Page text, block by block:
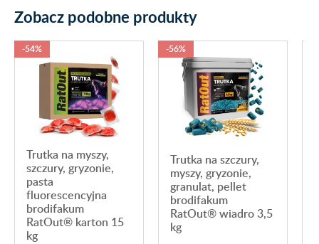
Zobacz podobne produkty
Trutka na myszy,
szczury, gryzonie,
pasta
fluorescencyjna
brodifakum
RatOut® karton 15
kg
-54%
Trutka na szczury,
myszy, gryzonie,
granulat, pellet
brodifakum
RatOut® wiadro 3,5
kg
-56%